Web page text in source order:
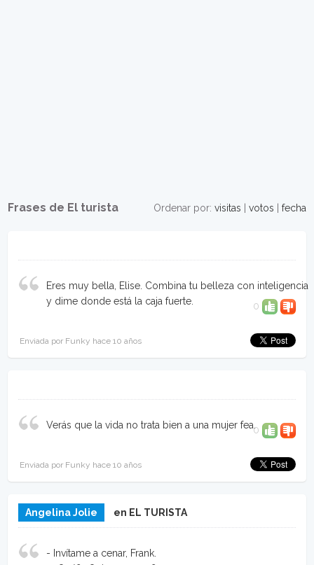
Ordenar por: visitas votos fecha
Frases de El turista
Eres muy bella, Elise. Combina tu belleza con inteligencia
y dime donde está la caja fuerte.
0
Enviada por Funky hace 10 años
Verás que la vida no trata bien a una mujer fea.0
Enviada por Funky hace 10 años
Angelina Jolie en EL TURISTA
- Invítame a cenar, Frank.